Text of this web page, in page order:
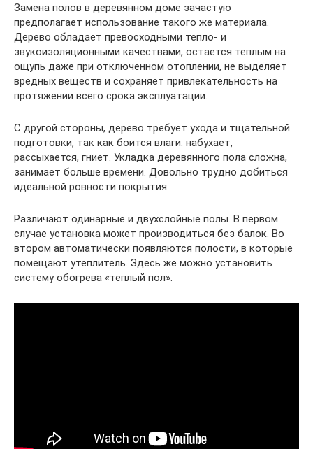
Замена полов в деревянном доме зачастую
предполагает использование такого же материала.
Дерево обладает превосходными тепло- и
звукоизоляционными качествами, остается теплым на
ощупь даже при отключенном отоплении, не выделяет
вредных веществ и сохраняет привлекательность на
протяжении всего срока эксплуатации.
С другой стороны, дерево требует ухода и тщательной
подготовки, так как боится влаги: набухает,
рассыхается, гниет. Укладка деревянного пола сложна,
занимает больше времени. Довольно трудно добиться
идеальной ровности покрытия.
Различают одинарные и двухслойные полы. В первом
случае установка может производиться без балок. Во
втором автоматически появляются полости, в которые
помещают утеплитель. Здесь же можно установить
систему обогрева «теплый пол».